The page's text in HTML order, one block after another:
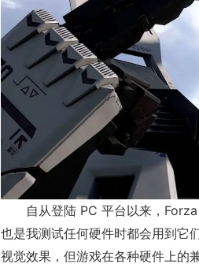
自从登陆 PC 平台以来，
也是我测试任何硬件时都会用到它
视觉效果，但游戏在各种硬件上的
17周年庆典
爆开启